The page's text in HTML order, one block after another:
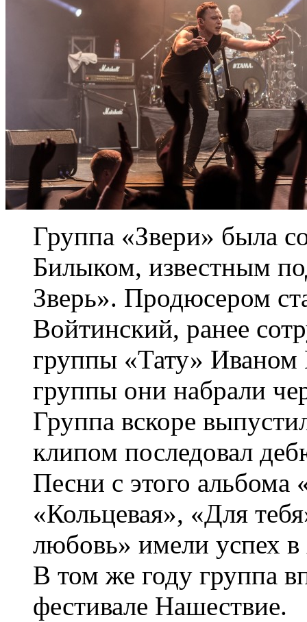
Группа «Звери» была
Билыком, известным
Зверь». Продюсером
Войтинский, ранее
группы «Тату»
группы они набрали
Группа вскоре
клипом последовал
Песни с этого
«Кольцевая», «Для
любовь» имели успех
В том же году группа
фестивале Нашествие.